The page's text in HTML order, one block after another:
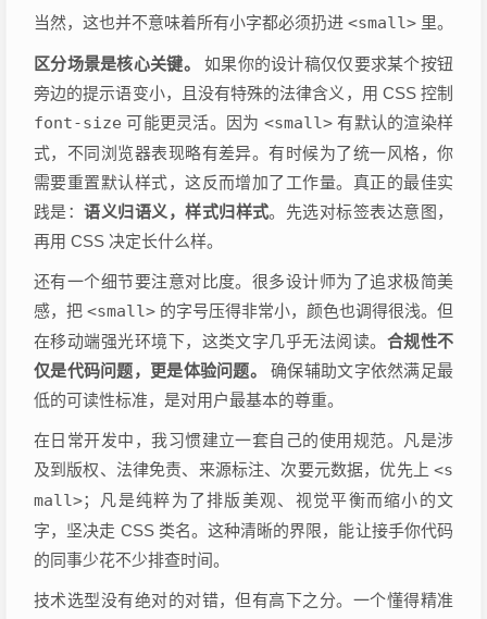
当然，这也并不意味着所有小字都必须扔进 <small> 里。
区分场景是核心关键。
如果你的设计稿仅仅要求某个按钮
旁边的提示语变小，且没有特殊的法律含义，用 CSS 控制
font-size 可能更灵活。因为 <small>有默认的渲染样
式，不同浏览器表现略有差异。有时候为了统一风格，你
需要重置默认样式，这反而增加了工作量。真正的最佳实
践是：语义归语义，样式归样式。先选对标签表达意图，
再用 CSS 决定长什么样。
还有一个细节要注意对比度。很多设计师为了追求极简美
感，把 <small> 的字号压得非常小，颜色也调得很浅。但
在移动端强光环境下，这类文字几乎无法阅读。 合规性不
仅是代码问题，更是体验问题。
确保辅助文字依然满足最
低的可读性标准，是对用户最基本的尊重。
在日常开发中，我习惯建立一套自己的使用规范。凡是涉
及到版权、法律免责、来源标注、次要元数据，优先上 <s
mall>；凡是纯粹为了排版美观、视觉平衡而缩小的文
字，坚决走 CSS 类名。这种清晰的界限，能让接手你代码
的同事少花不少排查时间。
技术选型没有绝对的对错，但有高下之分。一个懂得精准